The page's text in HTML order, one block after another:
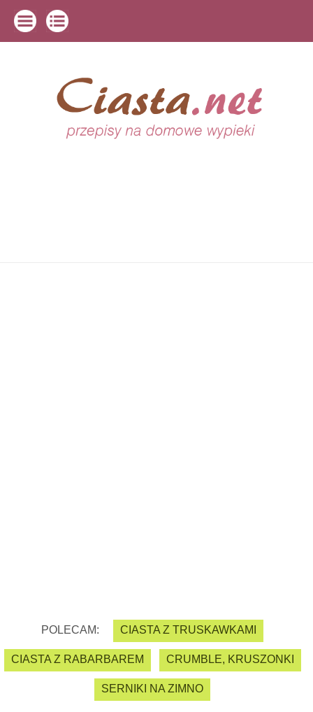
POLECAM: CIASTA Z TRUSKAWKAMI
CIASTA Z RABARBAREM CRUMBLE, KRUSZONKI
SERNIKI NA ZIMNO